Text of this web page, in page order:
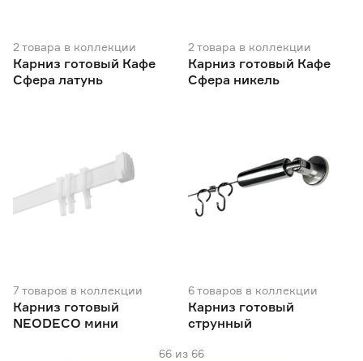
2 товара в коллекции
Карниз готовый Кафе
Сфера латунь
2 товара в коллекции
Карниз готовый Кафе
Сфера никель
7 товаров в коллекции
Карниз готовый
NEODECO мини
6товаров в коллекции
Карниз готовый
струнный
66 из 66